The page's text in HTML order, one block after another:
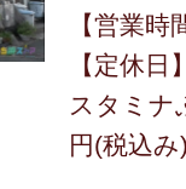
【営業
【定休日
スタミナ
円(税込み